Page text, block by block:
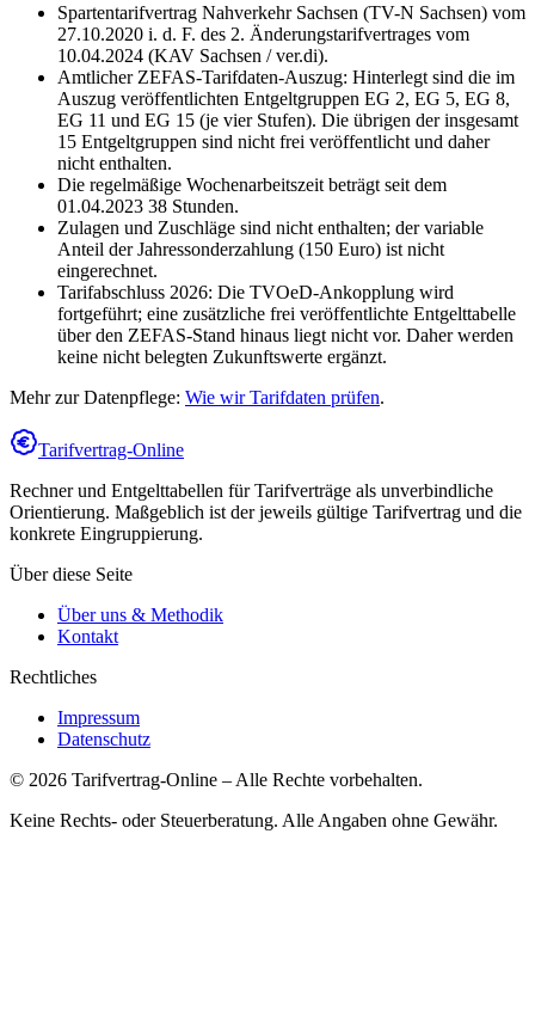
Spartentarifvertrag Nahverkehr Sachsen (TV-N Sachsen) vom
27.10.2020 i. d. F. des 2. Änderungstarifvertrages vom
10.04.2024 (KAV Sachsen / ver.di).
Amtlicher ZEFAS-Tarifdaten-Auszug: Hinterlegt sind die im
Auszug veröffentlichten Entgeltgruppen EG 2, EG 5, EG 8,
EG 11 und EG 15 (je vier Stufen). Die übrigen der insgesamt
15 Entgeltgruppen sind nicht frei veröffentlicht und daher
nicht enthalten.
Die regelmäßige Wochenarbeitszeit beträgt seit dem
01.04.2023 38 Stunden.
Zulagen und Zuschläge sind nicht enthalten; der variable
Anteil der Jahressonderzahlung (150 Euro) ist nicht
eingerechnet.
Tarifabschluss 2026: Die TVOeD-Ankopplung wird
fortgeführt; eine zusätzliche frei veröffentlichte Entgelttabelle
über den ZEFAS-Stand hinaus liegt nicht vor. Daher werden
keine nicht belegten Zukunftswerte ergänzt.
Mehr zur Datenpflege: Wie wir Tarifdaten prüfen.
Tarifvertrag-Online
Rechner und Entgelttabellen für Tarifverträge als unverbindliche
Orientierung. Maßgeblich ist der jeweils gültige Tarifvertrag und die
konkrete Eingruppierung.
Über diese Seite
Über uns & Methodik
Kontakt
Rechtliches
Impressum
Datenschutz
© 2026 Tarifvertrag-Online – Alle Rechte vorbehalten.
Keine Rechts- oder Steuerberatung. Alle Angaben ohne Gewähr.